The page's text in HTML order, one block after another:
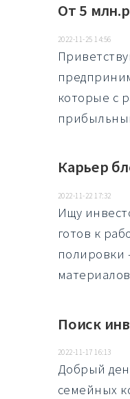
От 5
2022-11-25 14:56
которые с
Карьер
2022-11-22 17:32
Ищу
готов к
полировки
Поиск
2022-11-17 16:13
Добрый
семейных